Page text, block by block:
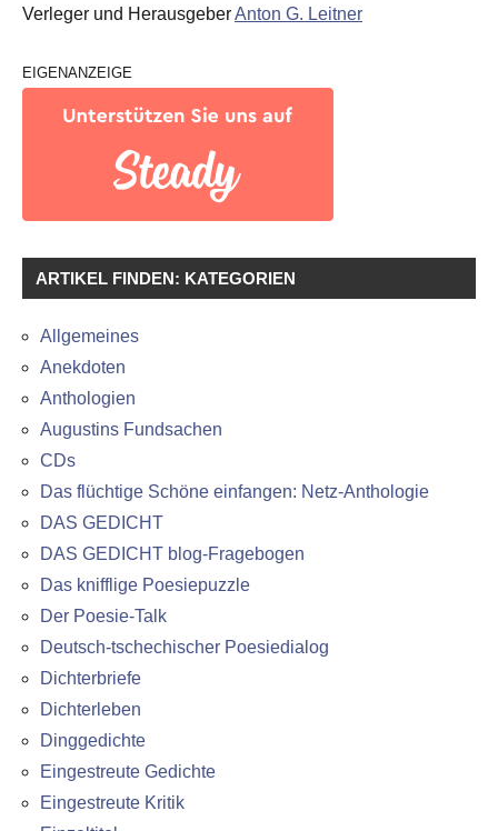
Verleger und HerausgeberAnton G. Leitner
EIGENANZEIGE
ARTIKEL FINDEN: KATEGORIEN
Allgemeines
Anekdoten
Anthologien
Augustins Fundsachen
CDs
Das flüchtige Schöne einfangen: Netz-Anthologie
DAS GEDICHT
DAS GEDICHT blog-Fragebogen
Das knifflige Poesiepuzzle
Der Poesie-Talk
Deutsch-tschechischer Poesiedialog
Dichterbriefe
Dichterleben
Dinggedichte
Eingestreute Gedichte
Eingestreute Kritik